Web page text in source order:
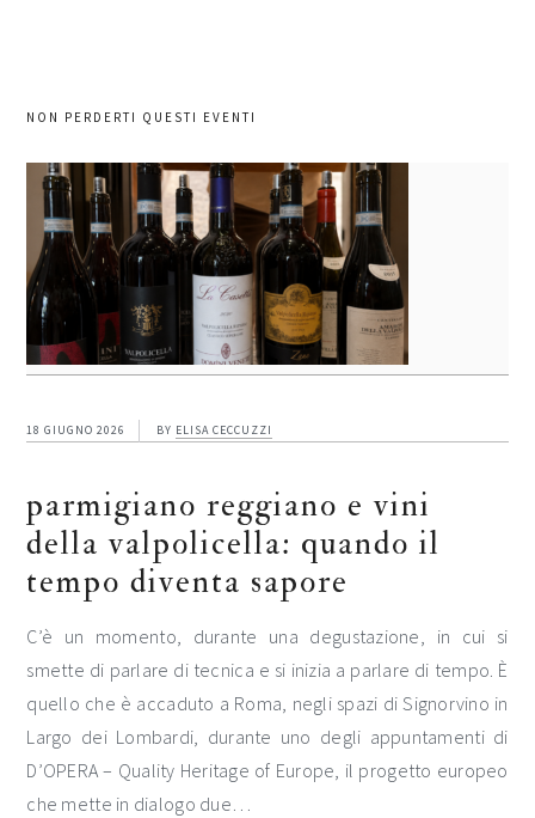
NON PERDERTI QUESTI EVENTI
18 GIUGNO 2026 BY ELISA CECCUZZI
parmigiano reggiano e vini
della valpolicella: quando il
tempo diventa sapore
C’è un momento, durante una degustazione, in cui si
smette di parlare di tecnica e si inizia a parlare di tempo. È
quello che è accaduto a Roma, negli spazi di Signorvino in
Largo dei Lombardi, durante uno degli appuntamenti di
D’OPERA – Quality Heritage of Europe, il progetto europeo
che mette in dialogo due…